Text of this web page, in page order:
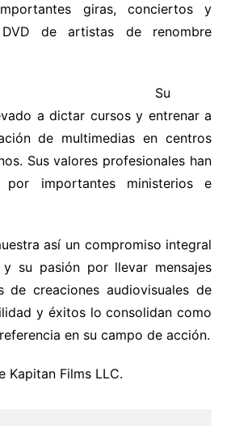
giras, conciertos y
de artistas de renombre
Su
a dictar cursos y entrenar a
de multimedias en centros
Sus valores profesionales han
por importantes ministerios e
así un compromiso integral
su pasión por llevar mensajes
de creaciones audiovisuales de
y éxitos lo consolidan como
en su campo de acción.
Kapitan Films LLC.